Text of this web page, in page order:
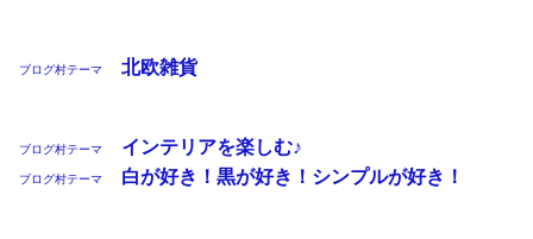
ブログ村テーマ 北欧雑貨
ブログ村テーマ インテリアを楽しむ♪
ブログ村テーマ 白が好き！黒が好き！シンプルが好き！